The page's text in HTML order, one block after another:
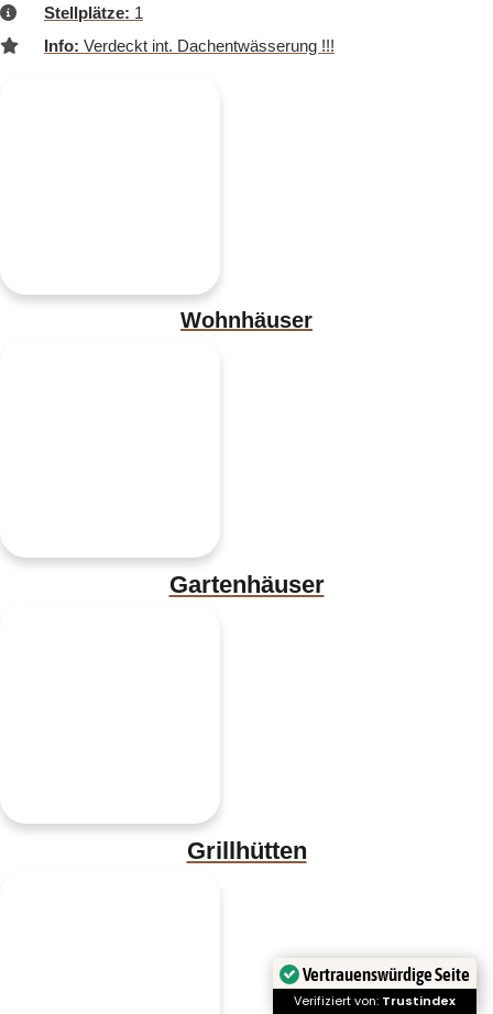
Stellplätze: 1
Info: Verdeckt int. Dachentwässerung !!!
Wohnhäuser
Gartenhäuser
Grillhütten
Vertrauenswürdige Seite
Verifiziert von: Trustindex